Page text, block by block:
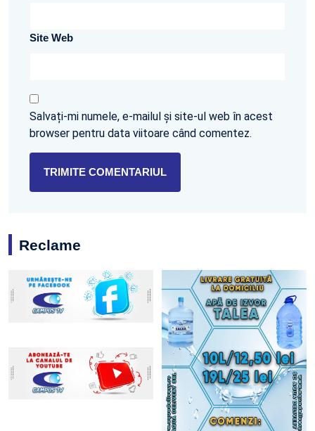
Site Web
Salvați-mi numele, e-mailul și site-ul web în acest
browser pentru data viitoare când comentez.
Reclame